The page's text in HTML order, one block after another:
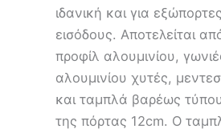
ιδανική και για
εισόδους. Αποτελείται
προφίλ αλουμινίου,
αλουμινίου χυτές,
και ταμπλά βαρέως
της πόρτας 12cm. Ο